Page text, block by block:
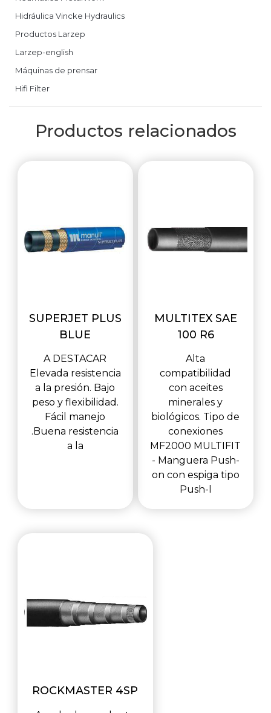
Hidráulica Vincke Hydraulics
Productos Larzep
Larzep-english
Máquinas de prensar
Hifi Filter
Productos relacionados
SUPERJET PLUS
BLUE
A DESTACAR
Elevada resistencia
a la presión. Bajo
peso y flexibilidad.
Fácil manejo
.Buena resistencia
a la
MULTITEX SAE
100 R6
Alta
compatibilidad
con aceites
minerales y
biológicos. Tipo de
conexiones
MF2000 MULTIFIT
- Manguera Push-
on con espiga tipo
Push-l
ROCKMASTER 4SP